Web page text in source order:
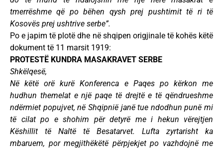
tmerrëshme që po bëhen qysh prej pushtimit të ri të
Kosovës prej ushtrive serbe”.
Po e japim të plotë dhe në shqipen origjinale të kohës këtë
dokument të 11 marsit 1919:
PROTESTË KUNDRA MASAKRAVET SERBE
Shkëlqesë,
Në këtë orë kurë Konferenca e Paqes po kërkon me
hudhun themelat e një paqe të drejtë e të qëndrueshme
ndërmiet popujvet, në Shqipnië janë tue ndodhun punë mi
të cilat po e shohim për detyrë me i hekun vërejtjen
Këshillit të Naltë të Besatarvet. Lufta zyrtarisht ka
mbaruem, por megjithëkëtë përpjekjet po vazhdojnë me